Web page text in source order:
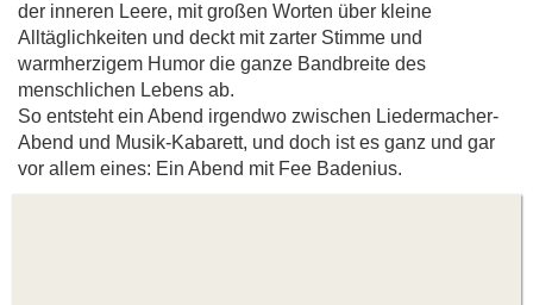
der inneren Leere, mit großen Worten über kleine
Alltäglichkeiten und deckt mit zarter Stimme und
warmherzigem Humor die ganze Bandbreite des
menschlichen Lebens ab.
So entsteht ein Abend irgendwo zwischen Liedermacher-
Abend und Musik-Kabarett, und doch ist es ganz und gar
vor allem eines: Ein Abend mit Fee Badenius.